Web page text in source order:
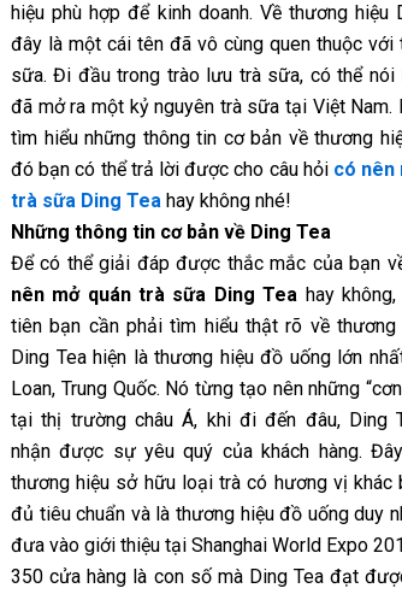
hiệu phù hợp để kinh doanh. Về thương hiệu
đây là một cái tên đã vô cùng quen thuộc với
sữa. Đi đầu trong trào lưu trà sữa, có thể nói
đã mở ra một kỷ nguyên trà sữa tại Việt Nam.
tìm hiểu những thông tin cơ bản về thương
đó bạn có thể trả lời được cho câu hỏi có nên
trà sữa Ding Tea hay không nhé!
Những thông tin cơ bản về Ding Tea
Để có thể giải đáp được thắc mắc của bạn
nên mở quán trà sữa Ding Tea hay
tiên bạn cần phải tìm hiểu thật rõ về thương
Ding Tea hiện là thương hiệu đồ uống lớn
Loan, Trung Quốc. Nó từng tạo nên những
tại thị trường châu Á, khi đi đến đâu, Ding
nhận được sự yêu quý của khách hàng.
thương hiệu sở hữu loại trà có hương vị khác
đủ tiêu chuẩn và là thương hiệu đồ uống duy
đưa vào giới thiệu tại Shanghai World Expo
350 cửa hàng là con số mà Ding Tea đạt